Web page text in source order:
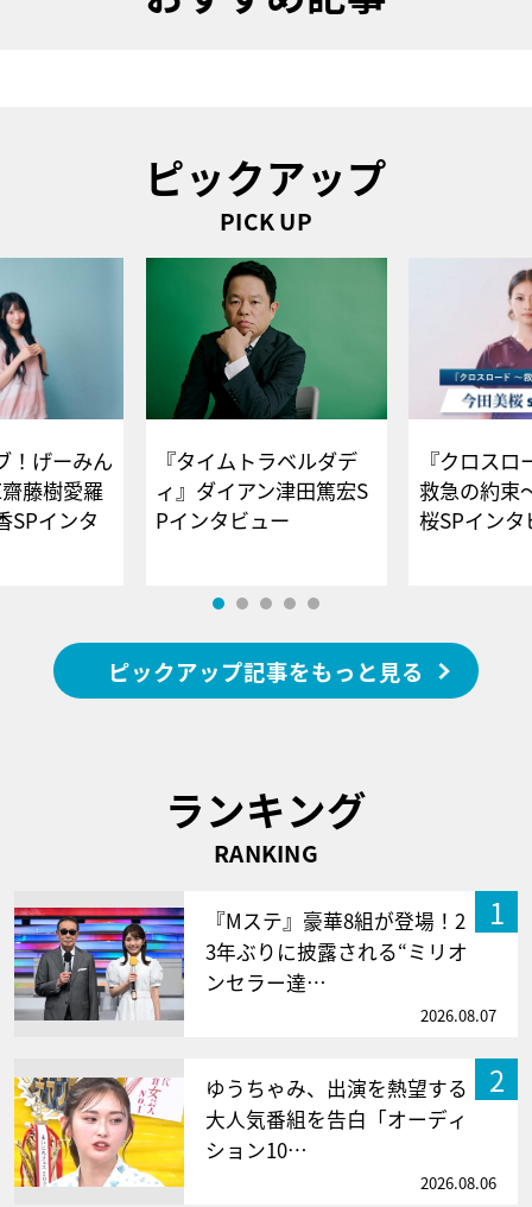
ピックアップ
PICK UP
！げーみん
藤樹愛羅
SPインタ
『タイムトラベルダデ
ィ』ダイアン津田篤宏S
Pインタビュー
『クロス
救急の約束
桜SPイ
ピックアップ記事をもっと見る
ランキング
RANKING
1
『Mステ』豪華8組が登場！2
3年ぶりに披露される“ミリオ
ンセラー達…
2026.08.07
2
ゆうちゃみ、出演を熱望する
大人気番組を告白「オーディ
ション10…
2026.08.06